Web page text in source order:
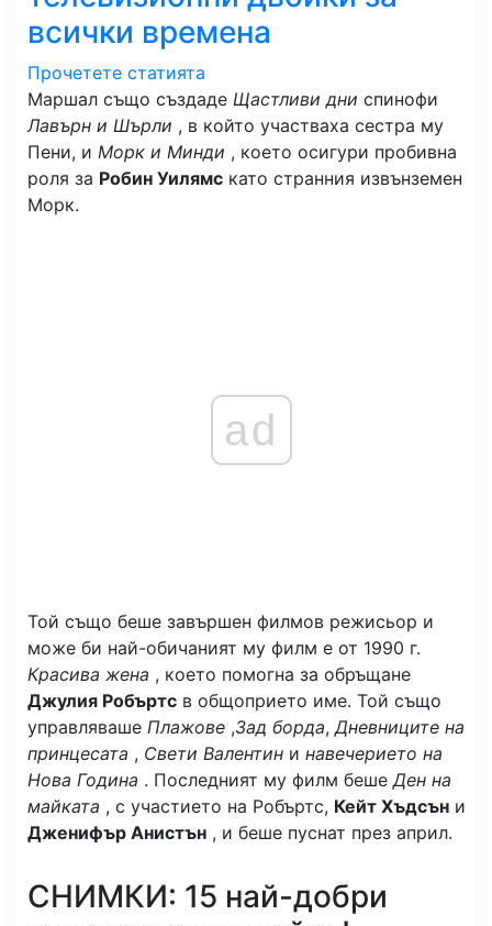
всички времена
Прочетете статията
Маршал също създаде Щастливи дни спинофи
Лавърн и Шърли , в който участваха сестра му
Пени, и Морк и Минди , което осигури пробивна
роля за Робин Уилямс като странния извънземен
Морк.
ad
Той също беше завършен филмов режисьор и
може би най-обичаният му филм е от 1990 г.
Красива жена , което помогна за обръщане
Джулия Робъртс в общоприето име. Той също
управляваше Плажове ,Зад борда, Дневниците на
принцесата , Свети Валентин и навечерието на
Нова Година . Последният му филм беше Ден на
майката , с участието на Робъртс, Кейт Хъдсън и
Дженифър Анистън , и беше пуснат през април.
СНИМКИ: 15 най-добри